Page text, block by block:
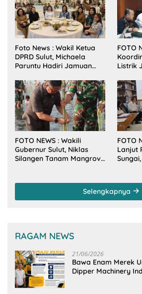
Foto News : Wakil Ketua
DPRD Sulut, Michaela
Paruntu Hadiri Jamuan
Sulut Bersama Wamenkes
RI
FOTO
Listrik
FOTO NEWS : Wakili
Gubernur Sulut, Niklas
Silangen Tanam Mangrove
FOTO
Lanjut
Selengkapnya
RAGAM NEWS
21/06/2026
Bawa Enam Merek
Dipper Machinery